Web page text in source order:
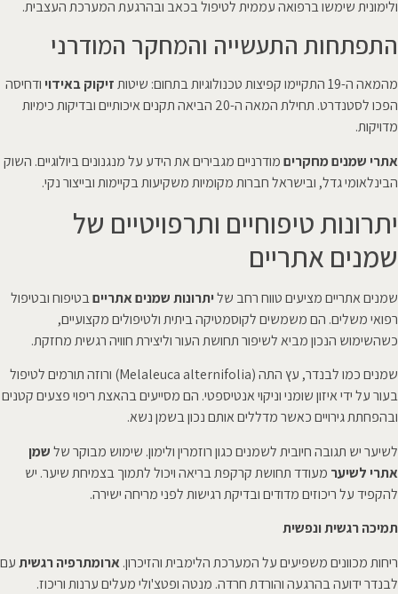
ולימונית שימשו ברפואה עממית לטיפול בכאב ובהרגעת המערכת העצבית.
התפתחות התעשייה והמחקר המודרני
מהמאה ה-19 התקיימו קפיצות טכנולוגיות בתחום: שיטות זיקוק באידוי ודחיסה
הפכו לסטנדרט. תחילת המאה ה-20 הביאה תקנים איכותיים ובדיקות כימיות
מדויקות.
אתרי שמנים מחקריםמודרניים מגבירים את הידע על מנגנונים ביולוגיים. השוק
הבינלאומי גדל, ובישראל חברות מקומיות משקיעות בקיימות ובייצור נקי.
יתרונות טיפוחיים ותרפויטיים של
שמנים אתריים
שמנים אתריים מציעים טווח רחב שליתרונות שמנים אתרייםבטיפוח ובטיפול
רפואי משלים. הם משמשים לקוסמטיקה ביתית ולטיפולים מקצועיים,
כשהשימוש הנכון מביא לשיפור תחושת העור וליצירת חוויה רגשית מחזקת.
שמנים כמו לבנדר, עץ התה (Melaleuca alternifolia) ורוזה תורמים לטיפול
בעור על ידי איזון שומני וניקוי אנטיספטי. הם מסייעים בהאצת ריפוי פצעים קטנים
ובהפחתת גירויים כאשר מדללים אותם נכון בשמן נשא.
לשיער יש תגובה חיובית לשמנים כגון רוזמרין ולימון. שימוש מבוקר שלשמן
אתרי לשיער מעודד תחושת קרקפת בריאה ויכול לתמוך בצמיחת שיער. יש
להקפיד על ריכוזים מדודים ובדיקת רגישות לפני מריחה ישירה.
תמיכה רגשית ונפשית
ריחות מכוונים משפיעים על המערכת הלימבית והזיכרון. ארומתרפיה רגשיתעם
לבנדר ידועה בהרגעה והורדת חרדה. מנטה ופטצ'ולי מעלים ערנות וריכוז.